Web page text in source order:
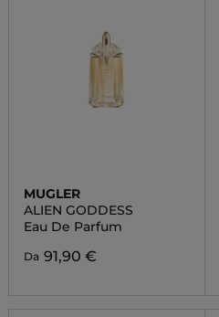
MUGLER
ALIEN GODDESS
Eau De Parfum
Da 91,90 €